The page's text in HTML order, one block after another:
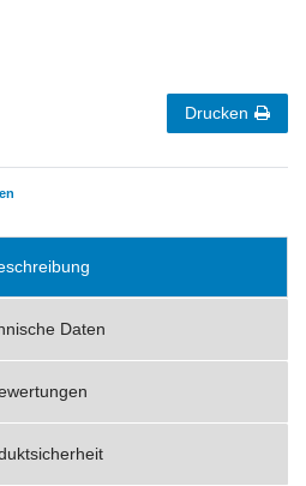
Drucken
Daten